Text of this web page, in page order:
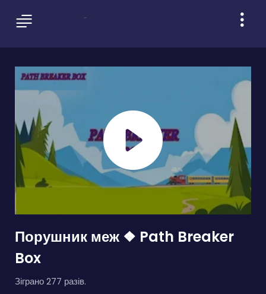
Порушник меж ❖ Path Breaker
Box
Зіграно 277 разів.